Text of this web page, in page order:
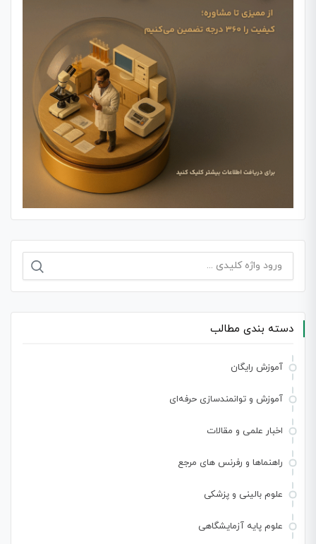
جستجو
برای:
دسته بندی مطالب
آموزش رایگان
آموزش و توانمندسازی حرفه‌ای
اخبار علمی و مقالات
راهنماها و رفرنس های مرجع
علوم بالینی و پزشکی
علوم پایه آزمایشگاهی